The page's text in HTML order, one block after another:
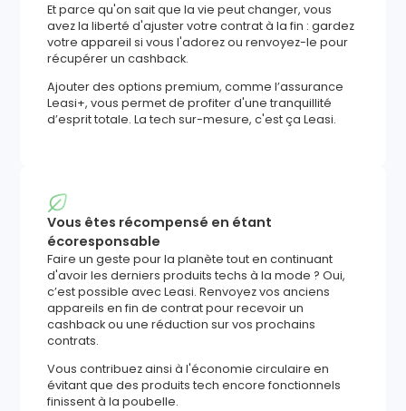
Et parce qu'on sait que la vie peut changer, vous
avez la liberté d'ajuster votre contrat à la fin : gardez
votre appareil si vous l'adorez ou renvoyez-le pour
récupérer un cashback.
Ajouter des options premium, comme l’assurance
Leasi+, vous permet de profiter d'une tranquillité
d’esprit totale. La tech sur-mesure, c'est ça Leasi.
Vous êtes récompensé en étant
écoresponsable
Faire un geste pour la planète tout en continuant
d'avoir les derniers produits techs à la mode ? Oui,
c’est possible avec Leasi. Renvoyez vos anciens
appareils en fin de contrat pour recevoir un
cashback ou une réduction sur vos prochains
contrats.
Vous contribuez ainsi à l'économie circulaire en
évitant que des produits tech encore fonctionnels
finissent à la poubelle.